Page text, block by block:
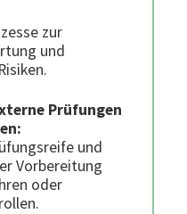
zur
und
Prüfungen
und
Vorbereitung
oder